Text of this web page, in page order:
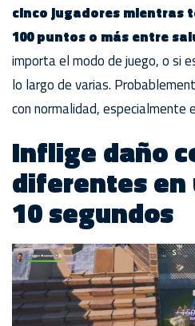
cinco jugadores mientras
100 puntos o más entre
importa el modo de juego, o si
lo largo de varias.
con normalidad, especialmente
Inflige daño
diferentes en
10 segundos